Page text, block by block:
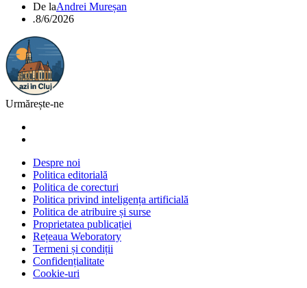
De laAndrei Mureșan
.8/6/2026
Urmărește-ne
Despre noi
Politica editorială
Politica de corecturi
Politica privind inteligența artificială
Politica de atribuire și surse
Proprietatea publicației
Rețeaua Weboratory
Termeni și condiții
Confidențialitate
Cookie-uri